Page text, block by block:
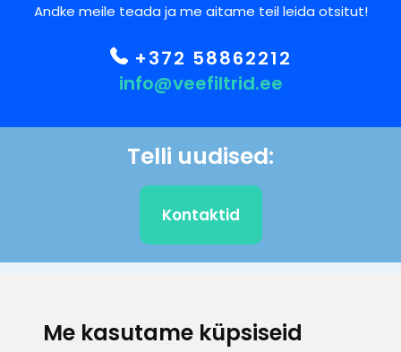
Me kasutame küpsiseid
Andke meile teada ja me aitame teil leida otsitut!
+372 58862212
info@veefiltrid.ee
Telli uudised:
Kontaktid